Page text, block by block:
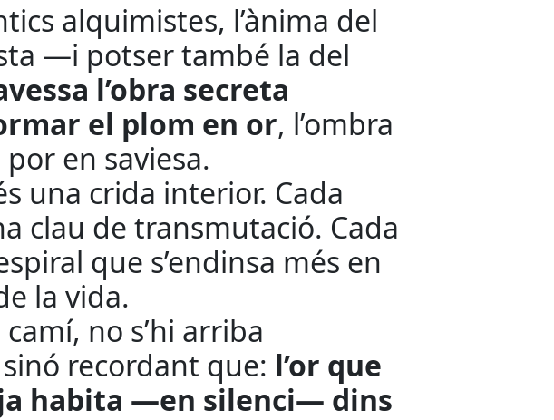
alquimistes, l’ànima del
—i potser també la del
l’obra secreta
el plom en or, l’ombra
en saviesa.
una crida interior. Cada
clau de transmutació. Cada
que s’endinsa més en
la vida.
no s’hi arriba
recordant que: l’or que
habita —en silenci— dins